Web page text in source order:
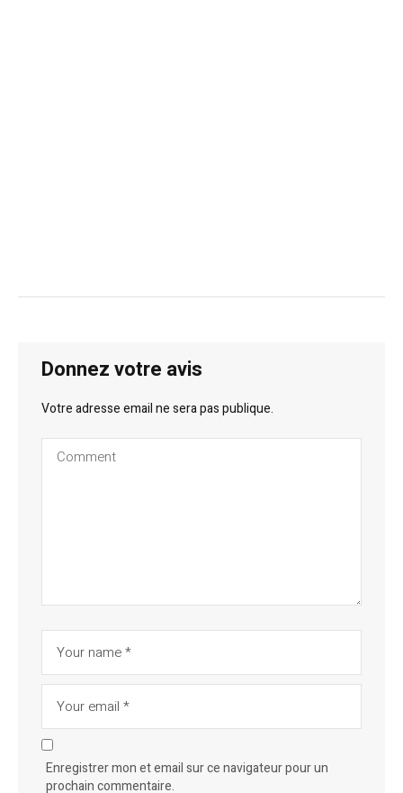
Donnez votre avis
Votre adresse email ne sera pas publique.
Enregistrer mon et email sur ce navigateur pour un
prochain commentaire.